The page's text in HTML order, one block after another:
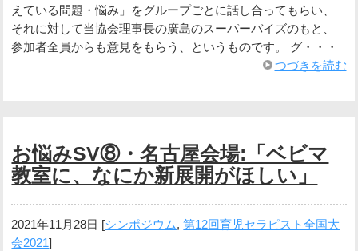
えている問題・悩み」をグループごとに話し合ってもらい、
それに対して当協会理事長の廣島のスーパーバイズのもと、
参加者全員からも意見をもらう、というものです。 グ・・・
つづきを読む
お悩みSV⑧・名古屋会場:「ベビマ
教室に、なにか新展開がほしい」
2021年11月28日 [シンポジウム,第12回育児セラピスト全国大
会2021]